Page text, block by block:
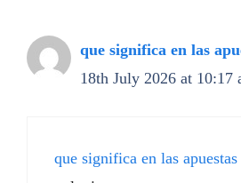
que significa en las
18th July 2026 at 10:17
que significa en las